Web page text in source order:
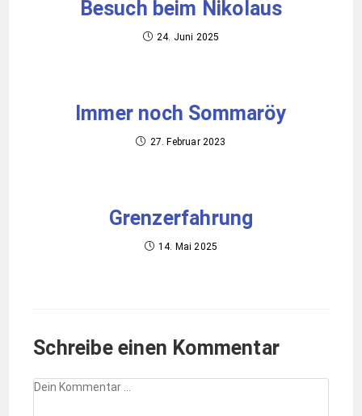
Besuch beim Nikolaus
24. Juni 2025
Immer noch Sommaröy
27. Februar 2023
Grenzerfahrung
14. Mai 2025
Schreibe einen Kommentar